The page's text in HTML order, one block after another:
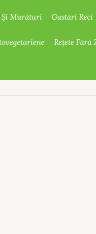
Și Murături Gustări Reci
Rețete Fără